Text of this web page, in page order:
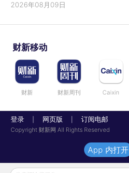
2026年08月09日
财新移动
财新 财新周刊 Caixin
登录 网页版 订阅电邮
Copyright 财新网 All Rights Reserved
App 内打开